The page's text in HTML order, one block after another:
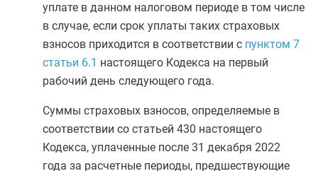
уплате в данном налоговом периоде в том числе
в случае, если срок уплаты таких страховых
взносов приходится в соответствии с пунктом 7
статьи 6.1 настоящего Кодекса на первый
рабочий день следующего года.
Суммы страховых взносов, определяемые в
соответствии со статьей 430 настоящего
Кодекса, уплаченные после 31 декабря 2022
года за расчетные периоды, предшествующие